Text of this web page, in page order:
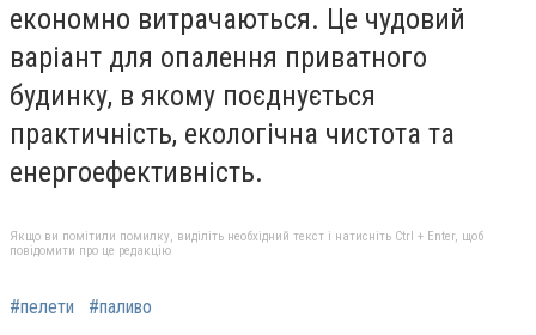
економно витрачаються. Це чудовий
варіант для опалення приватного
будинку, в якому поєднується
практичність, екологічна чистота та
енергоефективність.
Якщо ви помітили помилку, виділіть необхідний текст і натисніть Ctrl + Enter, щоб
повідомити про це редакцію
#пелети #паливо